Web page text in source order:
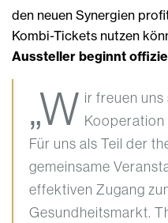
den neuen Synergien
Kombi-Tickets nutzen
Aussteller beginnt
„W ir freuen
Kooperation
Für uns als Teil der
gemeinsame
effektiven Zugang
Gesundheitsmarkt.